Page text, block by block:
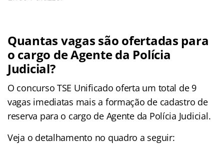
Quantas vagas são ofertadas para
o cargo de Agente da Polícia
Judicial?
O concurso TSE Unificado oferta um total de 9
vagas imediatas mais a formação de cadastro de
reserva para o cargo de Agente da Polícia Judicial.
Veja o detalhamento no quadro a seguir: